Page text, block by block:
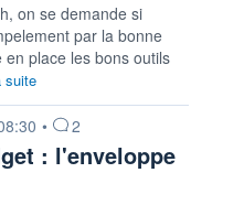
on se demande si
par la bonne
place les bons outils
suite
• 2
: l'enveloppe